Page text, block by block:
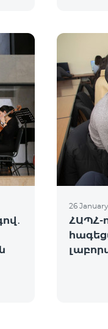
26 January
ՀԱՊՀ-